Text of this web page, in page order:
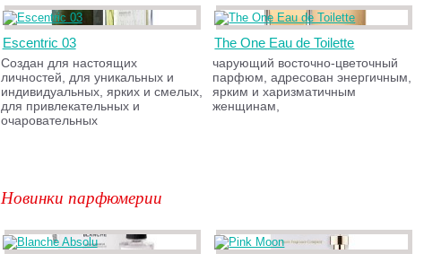
Escentric 03
Создан для настоящих
личностей, для уникальных и
индивидуальных, ярких и смелых,
для привлекательных и
очаровательных
The One Eau de Toilette
чарующий восточно-цветочный
парфюм, адресован энергичным,
ярким и харизматичным
женщинам,
Новинки парфюмерии